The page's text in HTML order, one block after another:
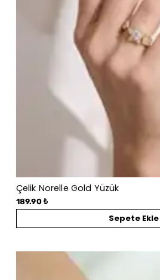
Çelik Norelle Gold Yüzük
189.90 ₺
Sepete Ekle